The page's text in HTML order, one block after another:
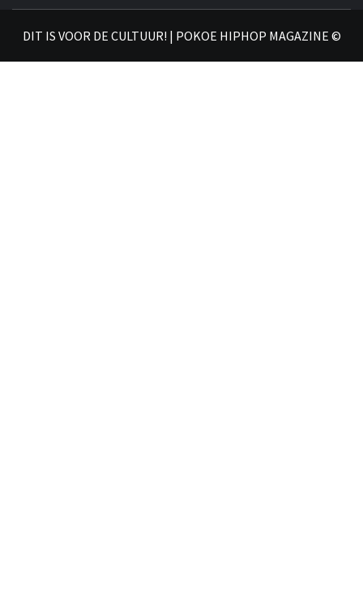
DIT IS VOOR DE CULTUUR! | POKOE HIPHOP MAGAZINE ©